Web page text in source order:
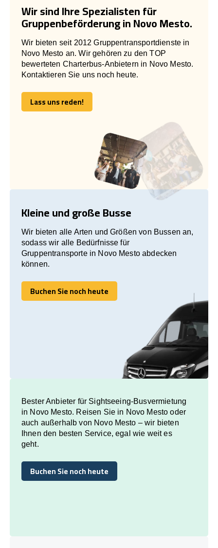
Wir sind Ihre Spezialisten für
Gruppenbeförderung in Novo Mesto.
Wir bieten seit 2012 Gruppentransportdienste in
Novo Mesto an. Wir gehören zu den TOP
bewerteten Charterbus-Anbietern in Novo Mesto.
Kontaktieren Sie uns noch heute.
Lass uns reden!
Lass uns reden!
Kleine und große Busse
Wir bieten alle Arten und Größen von Bussen an,
sodass wir alle Bedürfnisse für
Gruppentransporte in Novo Mesto abdecken
können.
Buchen Sie noch heute
Buchen Sie noch heute
Bester Anbieter für Sightseeing-Busvermietung
in Novo Mesto. Reisen Sie in Novo Mesto oder
auch außerhalb von Novo Mesto – wir bieten
Ihnen den besten Service, egal wie weit es
geht.
Buchen Sie noch heute
Buchen Sie noch heute